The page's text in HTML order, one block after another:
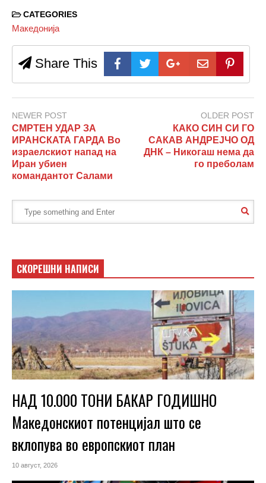
CATEGORIES
Македонија
Share This
NEWER POST
СМРТЕН УДАР ЗА
ИРАНСКАТА ГАРДА Во
израелскиот напад на
Иран убиен
командантот Салами
OLDER POST
КАКО СИН СИ ГО
САКАВ АНДРЕЈЧО ОД
ДНК – Никогаш нема да
го преболам
СКОРЕШНИ НАПИСИ
НАД 10.000 ТОНИ БАКАР ГОДИШНО
Македонскиот потенцијал што се
вклопува во европскиот план
10 август, 2026